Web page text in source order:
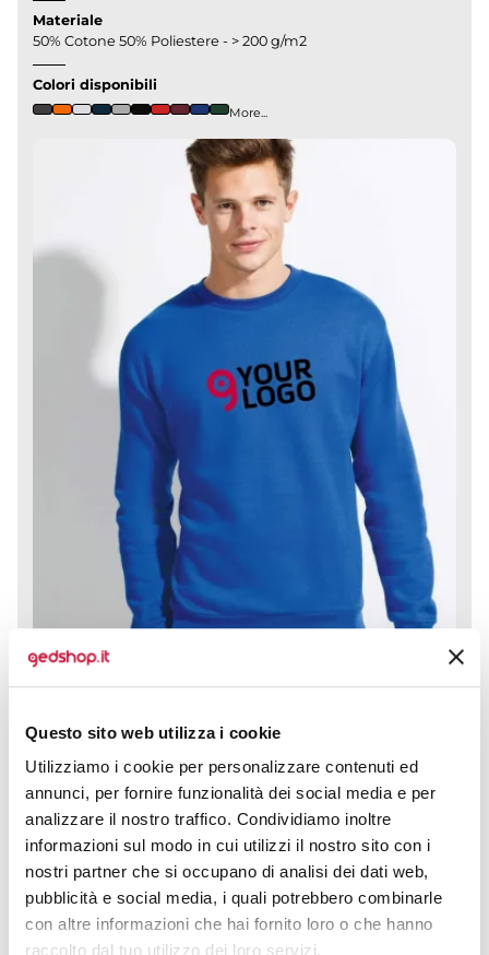
Questo sito web utilizza i cookie
Utilizziamo i cookie per personalizzare contenuti ed
annunci, per fornire funzionalità dei social media e per
analizzare il nostro traffico. Condividiamo inoltre
informazioni sul modo in cui utilizzi il nostro sito con i
nostri partner che si occupano di analisi dei dati web,
pubblicità e social media, i quali potrebbero combinarle
con altre informazioni che hai fornito loro o che hanno
raccolto dal tuo utilizzo dei loro servizi.
Materiale
50% Cotone 50% Poliestere - > 200 g/m2
Colori disponibili
More...
design...
prezzo da € 7,58
CALCOLA PREVENTIVO